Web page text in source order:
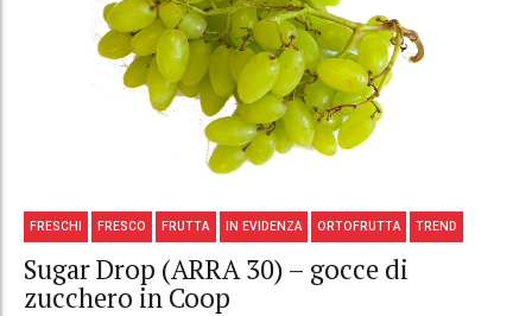
FRESCHI FRESCO FRUTTA IN EVIDENZA ORTOFRUTTA TREND
Sugar Drop (ARRA 30) – gocce di
zucchero in Coop